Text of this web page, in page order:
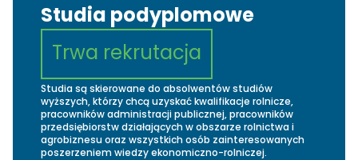
Studia podyplomowe
Trwa rekrutacja
Studia są skierowane do absolwentów studiów
wyższych, którzy chcą uzyskać kwalifikacje rolnicze,
pracowników administracji publicznej, pracowników
przedsiębiorstw działających w obszarze rolnictwa i
agrobiznesu oraz wszystkich osób zainteresowanych
poszerzeniem wiedzy ekonomiczno-rolniczej.